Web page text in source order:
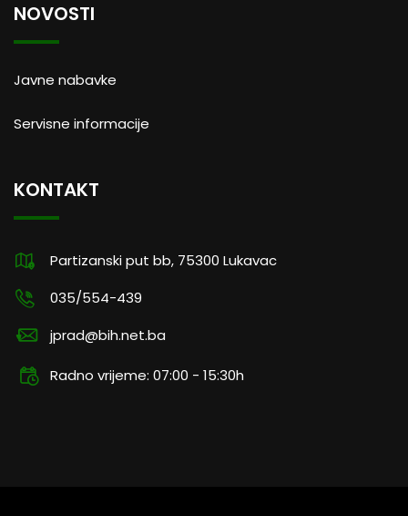
NOVOSTI
Javne nabavke
Servisne informacije
KONTAKT
Partizanski put bb, 75300 Lukavac
035/554-439
jprad@bih.net.ba
Radno vrijeme: 07:00 - 15:30h